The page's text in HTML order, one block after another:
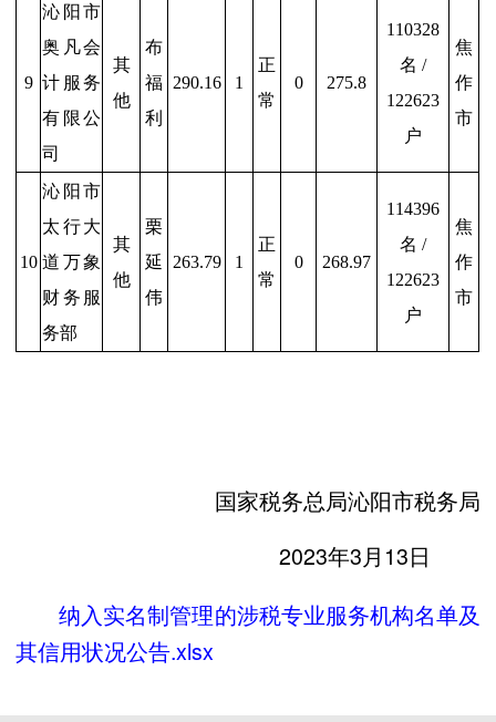
9
沁阳市
奥凡会
计服务
有限公
司
其
他
布
福
利
290.16 1
正
常
0 275.8
110328
名 /
122623
户
焦
作
市
10
沁阳市
太行大
道万象
财务服
务部
其
他
栗
延
伟
263.79 1
正
常
0 268.97
114396
名 /
122623
户
焦
作
市
国家税务总局沁阳市税务局
2023年3月13日
纳入实名制管理的涉税专业服务机构名单及
其信用状况公告.xlsx